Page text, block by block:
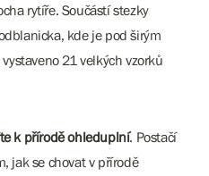
rytíře. Součástí stezky
kde je pod širým
21 velkých vzorků
k přírodě ohleduplní. Postačí
jak se chovat v přírodě